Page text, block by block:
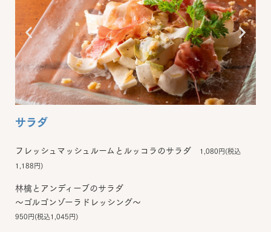
サラダ
フレッシュマッシュルームとルッコラのサラダ
1,080円(税込
1,188円)
林檎とアンディーブのサラダ
～ゴルゴンゾーラドレッシング～
950円(税込1,045円)